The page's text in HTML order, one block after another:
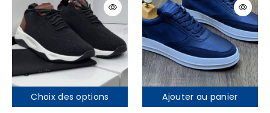
Choix des options Ajouter au panier